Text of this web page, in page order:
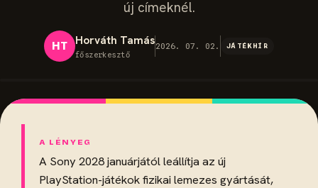
új címeknél.
HT Horváth Tamás
főszerkesztő
2026. 07. 02. JÁTÉKHÍR
A Sony 2028 januárjától leállítja az új
PlayStation-játékok fizikai lemezes gyártását,